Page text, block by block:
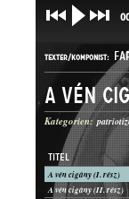
TEXTER/KOMPONIST:
GATTUNG:
A vén
Kategorien:
TITEL
A vén cigány (I. rész)
A vén cigány (II. rész)